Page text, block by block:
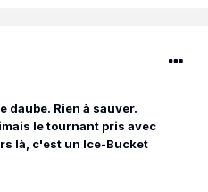
daube. Rien à sauver.
le tournant pris avec
là, c'est un Ice-Bucket